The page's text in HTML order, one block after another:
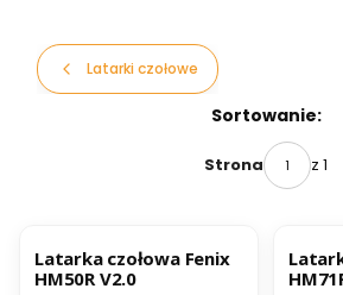
Latarki czołowe
Sortowanie:
Strona z 1
Latarka czołowa Fenix
HM50R V2.0